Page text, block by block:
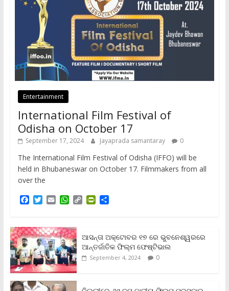
Entertainment
International Film Festival of
Odisha on October 17
September 17, 2024 Jayaprada samantaray 0
The International Film Festival of Odisha (IFFO) will be
held in Bhubaneswar on October 17. Filmmakers from all
over the
F
e
b
o
o
k
T
t
t
e
r
E
i
l
W
t
s
A
p
p
C
L
i
n
k
P
t
F
r
i
S
e
ଆସନ୍ତା ଅକ୍ଟୋବର ୧୭ ରେ ଭୁବନେଶ୍ୱରରେ
ଆନ୍ତର୍ଜାତିକ ଫିଲ୍ମ ଫେଷ୍ଟିଭାଲ
September 4, 2024 0